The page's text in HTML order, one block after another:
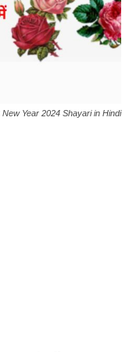
Year 2024 Shayari in Hindi